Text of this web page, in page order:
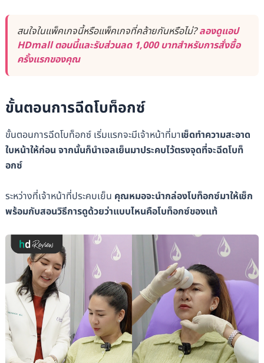
สนใจในแพ็คเกจนี้หรือแพ็คเกจที่คล้ายกันหรือไม่?ลองดูแอป
HDmall ตอนนี้และรับส่วนลด 1,000 บาทสำหรับการสั่งซื้อ
ครั้งแรกของคุณ
ขั้นตอนการฉีดโบท็อกซ์
ขั้นตอนการฉีดโบท็อกซ์ เริ่มแรกจะมีเจ้าหน้าที่มาเช็ดทำความสะอาด
ใบหน้าให้ก่อน จากนั้นก็นำเจลเย็นมาประคบไว้ตรงจุดที่จะฉีดโบท็
อกซ์
ระหว่างที่เจ้าหน้าที่ประคบเย็น คุณหมอจะนำกล่องโบท็อกซ์มาให้เช็ก
พร้อมกับสอนวิธีการดูด้วยว่าแบบไหนคือโบท็อกซ์ของแท้